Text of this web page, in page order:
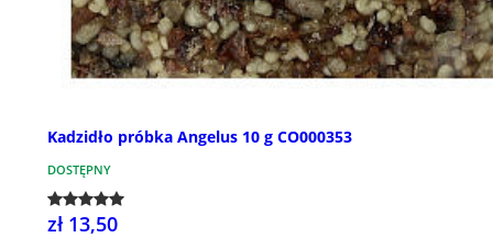
Kadzidło próbka Angelus 10 g CO000353
DOSTĘPNY
zł 13,50